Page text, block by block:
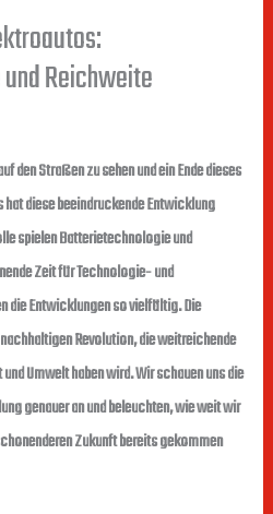
Reichweite
den Straßen zu sehen und ein Ende dieses
diese beeindruckende Entwicklung
spielen Batterietechnologie und
Zeit für Technologie- und
die Entwicklungen so vielfältig. Die
Revolution, die weitreichende
Umwelt haben wird. Wir schauen uns die
genauer an und beleuchten, wie weit wir
Zukunft bereits gekommen